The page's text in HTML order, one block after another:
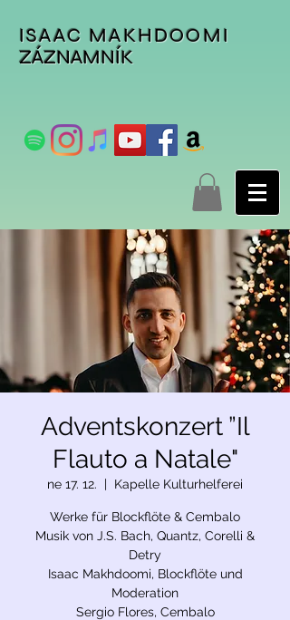
ISAAC MAKHDOOMI
ZÁZNAMNÍK
Adventskonzert ”Il
Flauto a Natale"
ne 17. 12.
  |
Kapelle Kulturhelferei
Werke für Blockflöte & Cembalo
Musik von J.S. Bach, Quantz, Corelli &
Detry
Isaac Makhdoomi, Blockflöte und
Moderation
Sergio Flores, Cembalo